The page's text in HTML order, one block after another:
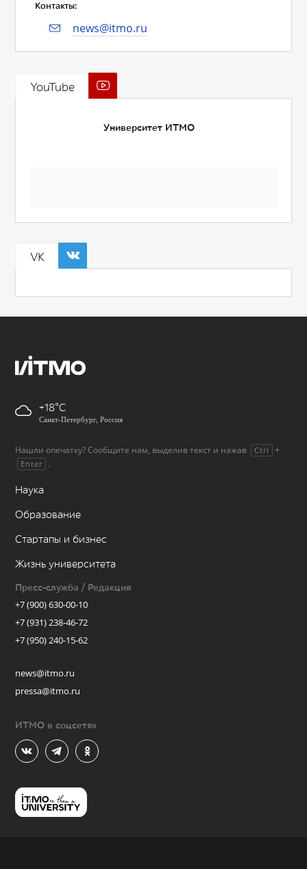
Контакты:
news@itmo.ru
YouTube
Университет ИТМО
VK
+18
Санкт-Петербург, Россия
Нашли опечатку? Сообщите нам, выделив текст и нажав Ctrl +
Enter .
Наука
Образование
Стартапы и бизнес
Жизнь университета
Пресс-служба / Редакция
+7 (900) 630-00-10
+7 (931) 238-46-72
+7 (950) 240-15-62
news@itmo.ru
pressa@itmo.ru
ИТМО в соцсетях